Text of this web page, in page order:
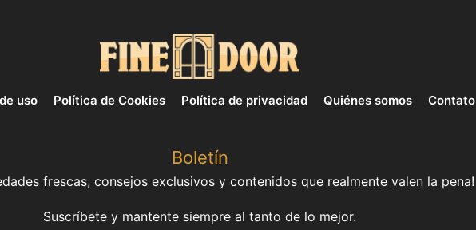
uso Política de Cookies Política de privacidad Quiénes somos Contato
Boletín
frescas, consejos exclusivos y contenidos que realmente valen la pena!
Suscríbete y mantente siempre al tanto de lo mejor.